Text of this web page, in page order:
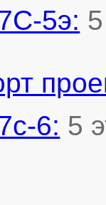
5э:
6: 5